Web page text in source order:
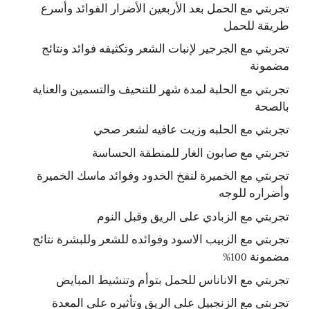
تجربتي مع الحمل بعد الأربعين الأضرار الفوائد وأسرع
طريقة للحمل
تجربتي مع الجرجير لإنبات الشعر وتكثيفه فوائد ونتائج
مضمونة
تجربتي مع الحلبة لمدة شهر للتنحيف والتسمين والعناية
بالصحة
تجربتي مع الحلبه وزيت عافيه لشعر صحي
تجربتي مع صابون الغار للمنطقة الحساسة
تجربتي مع الخميرة لنفخ الخدود وفوائد ماسك الخميرة
وأضراره للوجه
تجربتي مع الزبادي على الريق وقبل النوم
تجربتي مع الزبيب الاسود وفوائده للشعر وللبشرة نتائج
مضمونة 100%
تجربتي مع الاناناس للحمل بتوأم وتنشيط المبايض
تجربتي مع الزنجبيل على الريق وتأثيره على المعدة